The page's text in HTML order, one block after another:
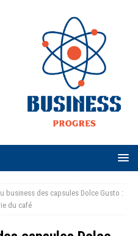
business des capsules Dolce Gusto :
du café